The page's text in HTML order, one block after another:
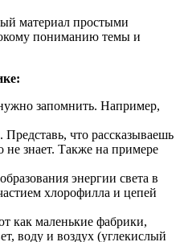
материал простыми
пониманию темы и
запомнить. Например,
что рассказываешь
не знает. Также на примере
энергии света в
хлорофилла и цепей
как маленькие фабрики,
воду и воздух (углекислый